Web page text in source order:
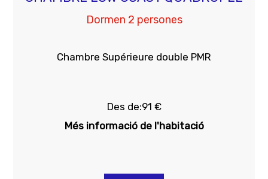
Dormen 2 persones
Chambre Supérieure double PMR
Des de:91 €
Més informació de l'habitació